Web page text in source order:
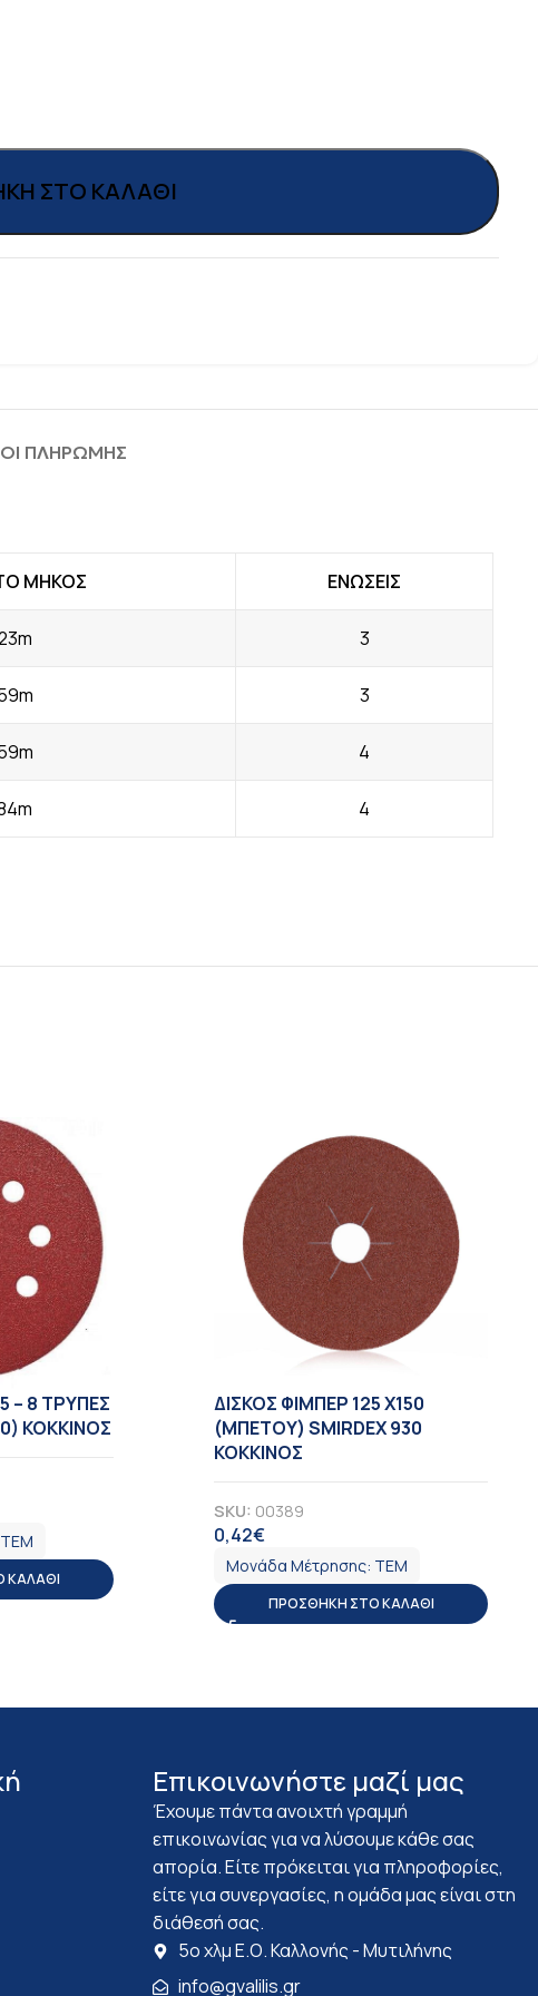
ΣΤΟ ΚΑΛΆΘΙ
ΠΛΗΡΩΜΗΣ
ΜΗΚΟΣ ΕΝΩΣΕΙΣ
3
3
4
4
– 8 TΡΥΠΕΣ
ΚΟΚΚΙΝΟΣ
ΤΕΜ
ΚΑΛΆΘΙ
ΔΙΣΚΟΣ ΦΙΜΠΕΡ 125 X150
(ΜΠΕΤΟΥ) SMIRDEX 930
ΚΟΚΚΙΝΟΣ
SKU: 00389
0,42€
Μονάδα Μέτρησης: ΤΕΜ
ΠΡΟΣΘΉΚΗ ΣΤΟ ΚΑΛΆΘΙ
Επικοινωνήστε μαζί μας
Έχουμε πάντα ανοιχτή γραμμή
επικοινωνίας για να λύσουμε κάθε σας
απορία. Είτε πρόκειται για πληροφορίες,
είτε για συνεργασίες, η ομάδα μας είναι στη
διάθεσή σας.
5ο χλμ Ε.Ο. Καλλονής - Μυτιλήνης
info@gvalilis.gr